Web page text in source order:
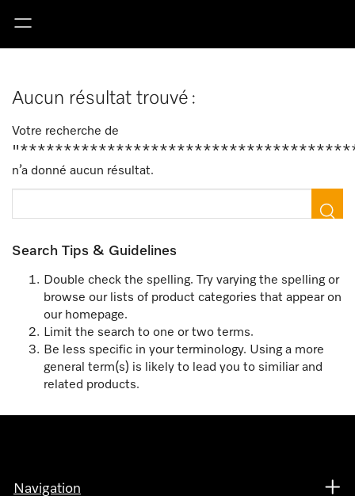
Aucun résultat trouvé :
Votre recherche de
n’a donné aucun résultat.
Search Tips & Guidelines
Double check the spelling. Try varying the spelling or
browse our lists of product categories that appear on
our homepage.
Limit the search to one or two terms.
Be less specific in your terminology. Using a more
general term(s) is likely to lead you to similiar and
related products.
Navigation